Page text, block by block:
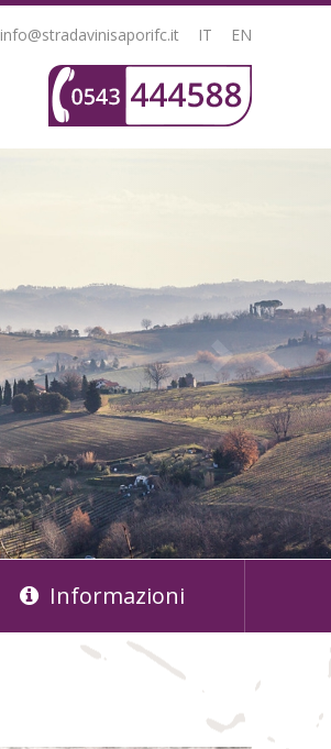
info@stradavinisaporifc.it IT EN
Informazioni